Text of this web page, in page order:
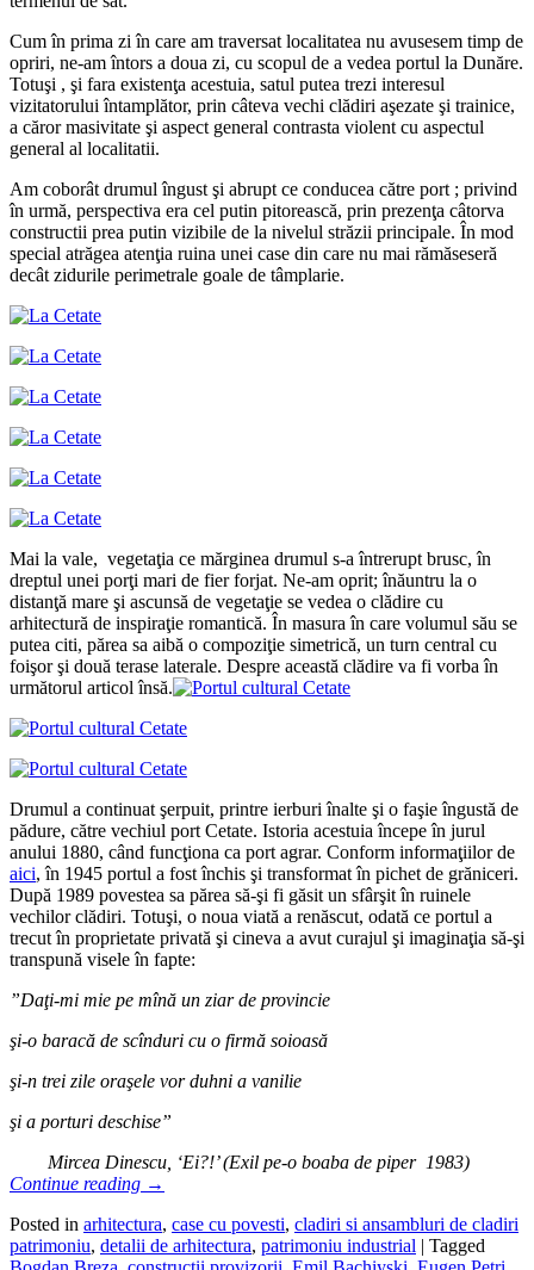
Cum în prima zi în care am traversat localitatea nu avusesem timp de
opriri, ne-am întors a doua zi, cu scopul de a vedea portul la Dunăre.
Totuşi , şi fara existenţa acestuia, satul putea trezi interesul
vizitatorului întamplător, prin câteva vechi clădiri aşezate şi trainice,
a căror masivitate şi aspect general contrasta violent cu aspectul
general al localitatii.
Am coborât drumul îngust şi abrupt ce conducea către port ; privind
în urmă, perspectiva era cel putin pitorească, prin prezenţa câtorva
constructii prea putin vizibile de la nivelul străzii principale. În mod
special atrăgea atenţia ruina unei case din care nu mai rămăseseră
decât zidurile perimetrale goale de tâmplarie.
Mai la vale, vegetaţia ce mărginea drumul s-a întrerupt brusc, în
dreptul unei porţi mari de fier forjat. Ne-am oprit; înăuntru la o
distanţă mare şi ascunsă de vegetaţie se vedea o clădire cu
arhitectură de inspiraţie romantică. În masura în care volumul său se
putea citi, părea sa aibă o compoziţie simetrică, un turn central cu
foişor şi două terase laterale. Despre această clădire va fi vorba în
următorul articol însă.
Drumul a continuat şerpuit, printre ierburi înalte şi o faşie îngustă de
pădure, către vechiul port Cetate. Istoria acestuia începe în jurul
anului 1880, când funcţiona ca port agrar. Conform informaţiilor de
aici, în 1945 portul a fost închis şi transformat în pichet de grăniceri.
După 1989 povestea sa părea să-şi fi găsit un sfârşit în ruinele
vechilor clădiri. Totuşi, o noua viată a renăscut, odată ce portul a
trecut în proprietate privată şi cineva a avut curajul şi imaginaţia să-şi
transpună visele în fapte:
”Daţi-mi mie pe mînă un ziar de provincie
şi-o baracă de scînduri cu o firmă soioasă
şi-n trei zile oraşele vor duhni a vanilie
şi a porturi deschise”
Mircea Dinescu, ‘Ei?!’ (Exil pe-o boaba de piper 1983)
Continue reading →
Posted in arhitectura, case cu povesti, cladiri si ansambluri de cladiri
patrimoniu, detalii de arhitectura, patrimoniu industrial | Tagged